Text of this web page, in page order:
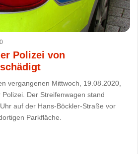
0
Polizei von
vergangenen Mittwoch, 19.08.2020,
Der Streifenwagen stand
auf der Hans-Böckler-Straße vor
Parkfläche.